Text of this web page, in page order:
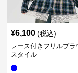
¥6,100 (税込)
レース付きフリルブラ
スタイル